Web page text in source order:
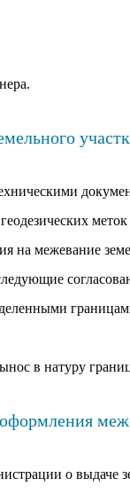
на межевание
в натуру
о выдаче